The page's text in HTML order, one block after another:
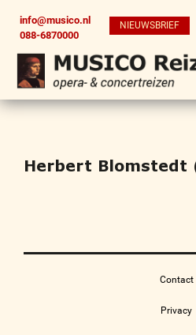
info@musico.nl
088-6870000
NIEUWSBRIEF
Herbert Blomstedt
Contact
Privacy